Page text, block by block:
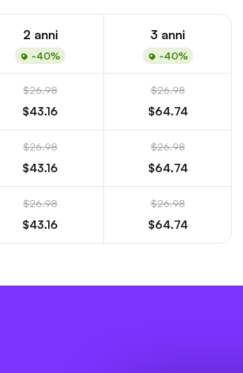
2 anni
-40%
3 anni
-40%
$26.98
$43.16
$26.98
$64.74
$26.98
$43.16
$26.98
$64.74
$26.98
$43.16
$26.98
$64.74